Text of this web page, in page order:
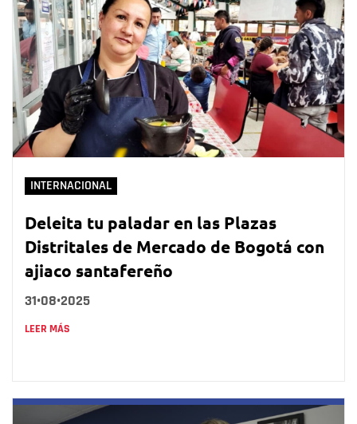
INTERNACIONAL
Deleita tu paladar en las Plazas
Distritales de Mercado de Bogotá con
ajiaco santafereño
31•08•2025
LEER MÁS